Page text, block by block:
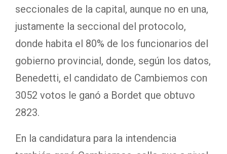
seccionales de la capital, aunque no en una,
justamente la seccional del protocolo,
donde habita el 80% de los funcionarios del
gobierno provincial, donde, según los datos,
Benedetti, el candidato de Cambiemos con
3052 votos le ganó a Bordet que obtuvo
2823.
En la candidatura para la intendencia